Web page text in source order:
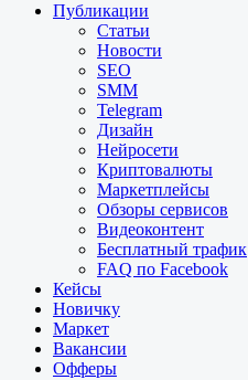
Публикации
Статьи
Новости
SEO
SMM
Telegram
Дизайн
Нейросети
Криптовалюты
Маркетплейсы
Обзоры сервисов
Видеоконтент
Бесплатный трафик
FAQ по Facebook
Кейсы
Новичку
Маркет
Вакансии
Офферы